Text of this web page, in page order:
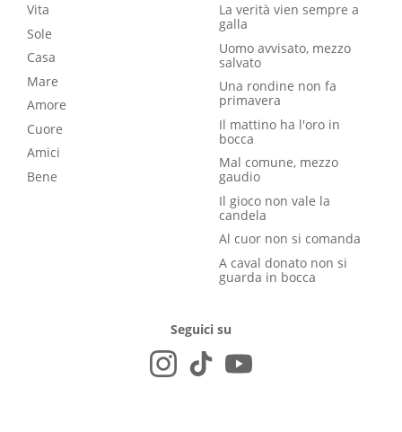
Vita
Sole
Casa
Mare
Amore
Cuore
Amici
Bene
La verità vien sempre a
galla
Uomo avvisato, mezzo
salvato
Una rondine non fa
primavera
Il mattino ha l'oro in
bocca
Mal comune, mezzo
gaudio
Il gioco non vale la
candela
Al cuor non si comanda
A caval donato non si
guarda in bocca
Seguici su